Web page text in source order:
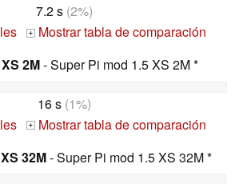
7.2 s(2%)
+
Mostrar tabla de comparación
2M- Super Pi mod 1.5 XS 2M *
16 s(1%)
+
Mostrar tabla de comparación
32M- Super Pi mod 1.5 XS 32M *